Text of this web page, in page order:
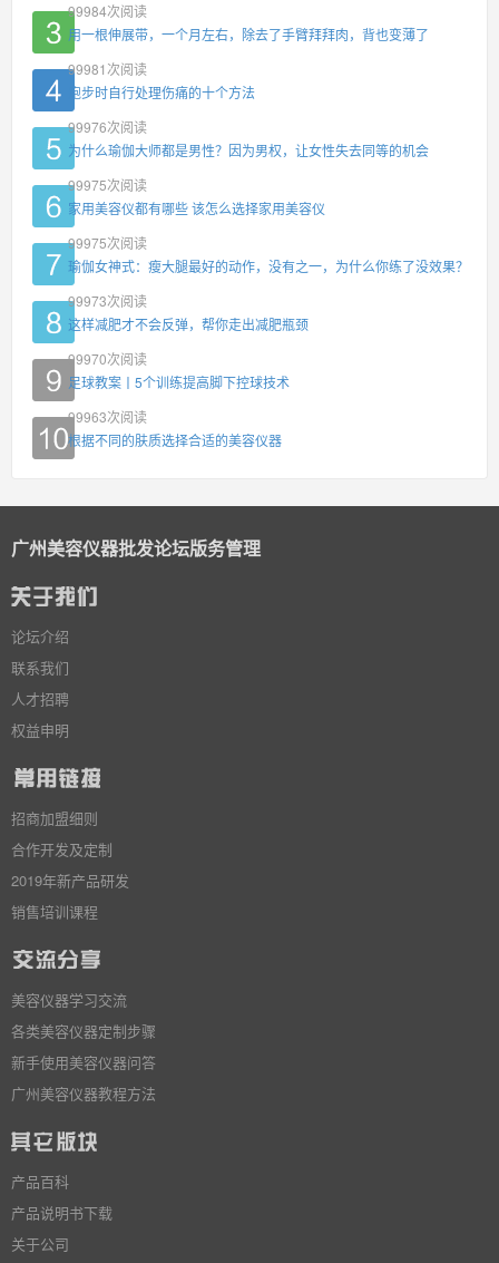
99984次阅读
用一根伸展带，一个月左右，除去了手臂拜拜肉，背也变薄了
99981 次阅读
跑步时自行处理伤痛的十个方法
99976次阅读
为什么瑜伽大师都是男性？因为男权，让女性失去同等的机会
99975次阅读
家用美容仪都有哪些 该怎么选择家用美容仪
99975次阅读
瑜伽女神式：瘦大腿最好的动作，没有之一，为什么你练了没效果？
99973次阅读
这样减肥才不会反弹，帮你走出减肥瓶颈
99970次阅读
足球教案丨5个训练提高脚下控球技术
99963次阅读
根据不同的肤质选择合适的美容仪器
广州美容仪器批发论坛版务管理
论坛介绍
联系我们
人才招聘
权益申明
招商加盟细则
合作开发及定制
2019年新产品研发
销售培训课程
美容仪器学习交流
各类美容仪器定制步骤
新手使用美容仪器问答
广州美容仪器教程方法
产品百科
产品说明书下载
关于公司